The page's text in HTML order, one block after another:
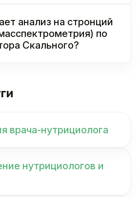
анализ на стронций
по
Скального?
врача-нутрициолога
нутрициологов и